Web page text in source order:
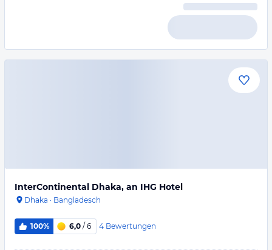
InterContinental Dhaka, an IHG Hotel
Dhaka · Bangladesch
100% 6,0 / 6 4 Bewertungen